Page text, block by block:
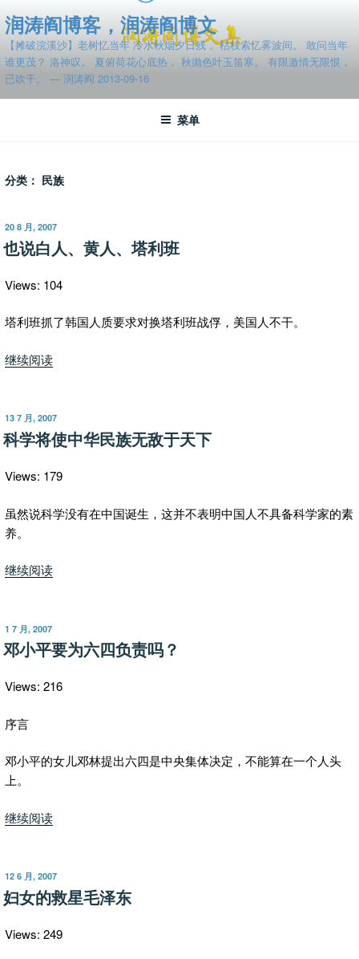
至
容
润涛阎博客，润涛阎博文
【摊破浣溪沙】老树忆当年 冷水秋烟夕日残， 枯枝索忆雾波间。 敢问当年
谁更茂？ 洛神叹。 夏俯荷花心底热， 秋抛色叶玉笛寒。 有限激情无限恨，
已吹干。 — 润涛阎 2013-09-16
菜单
分类： 民族
发
布
于
20 8 月, 2007
也说白人、黄人、塔利班
Views: 104
塔利班抓了韩国人质要求对换塔利班战俘，美国人不干。
继续阅读“也
人、
黄
塔
班”
发
布
于
13 7 月, 2007
科学将使中华民族无敌于天下
Views: 179
虽然说科学没有在中国诞生，这并不表明中国人不具备科学家的素
养。
继续阅读“科
中
民
于
发
布
于
1 7 月, 2007
邓小平要为六四负责吗？
Views: 216
序言
邓小平的女儿邓林提出六四是中央集体决定，不能算在一个人头
上。
继续阅读“邓
要
为
四
发
布
于
12 6 月, 2007
妇女的救星毛泽东
Views: 249